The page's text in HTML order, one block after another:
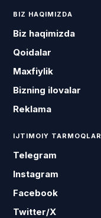
BIZ HAQIMIZDA
Biz haqimizda
Qoidalar
Maxfiylik
Bizning ilovalar
Reklama
IJTIMOIY TARMOQLAR
Telegram
Instagram
Facebook
Twitter/X